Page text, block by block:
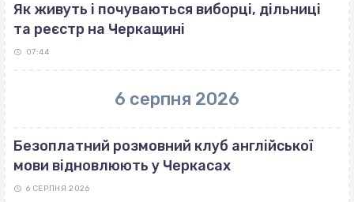
Як живуть і почуваються виборці, дільниці
та реєстр на Черкащині
07:44
6 серпня 2026
Безоплатний розмовний клуб англійської
мови відновлюють у Черкасах
6 СЕРПНЯ 2026